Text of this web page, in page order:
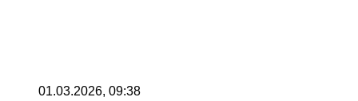
01.03.2026, 09:38